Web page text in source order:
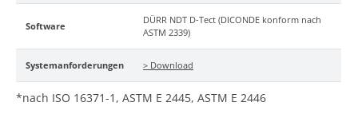
Software
DÜRR NDT D-Tect (DICONDE konform nach
ASTM 2339)
Systemanforderungen > Download
*nach ISO 16371-1, ASTM E 2445, ASTM E 2446